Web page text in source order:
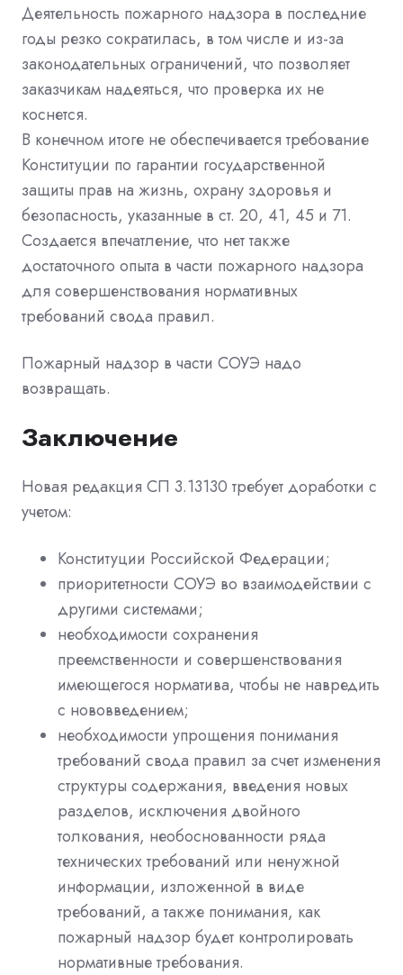
Деятельность пожарного надзора в последние
годы резко сократилась, в том числе и из-за
законодательных ограничений, что позволяет
заказчикам надеяться, что проверка их не
коснется.
В конечном итоге не обеспечивается требование
Конституции по гарантии государственной
защиты прав на жизнь, охрану здоровья и
безопасность, указанные в ст. 20, 41, 45 и 71.
Создается впечатление, что нет также
достаточного опыта в части пожарного надзора
для совершенствования нормативных
требований свода правил.
Пожарный надзор в части СОУЭ надо
возвращать.
Заключение
Новая редакция СП 3.13130 требует доработки с
учетом:
Конституции Российской Федерации;
приоритетности СОУЭ во взаимодействии с
другими системами;
необходимости сохранения
преемственности и совершенствования
имеющегося норматива, чтобы не навредить
с нововведением;
необходимости упрощения понимания
требований свода правил за счет изменения
структуры содержания, введения новых
разделов, исключения двойного
толкования, необоснованности ряда
технических требований или ненужной
информации, изложенной в виде
требований, а также понимания, как
пожарный надзор будет контролировать
нормативные требования.